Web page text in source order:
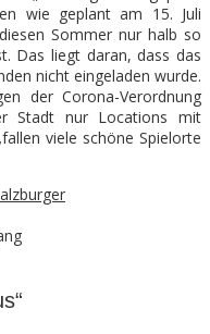
wie geplant am 15. Juli
Sommer nur halb so
Das liegt daran, dass das
nicht eingeladen wurde.
der Corona-Verordnung
Stadt nur Locations mit
viele schöne Spielorte